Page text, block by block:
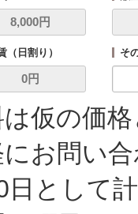
（日割り） そ
仮の価
お問い
として